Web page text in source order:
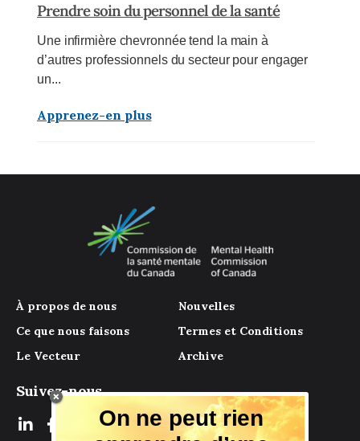
Prendre soin du personnel de la santé
Une infirmière chevronnée tend la main à
d’autres professionnels du secteur pour engager
un...
Apprenez-en plus
À propos de nous
Ce que nous faisons
Le Vecteur
Nouvelles
Termes et Conditions
Archive
Suivez-nous
On ne peut rien